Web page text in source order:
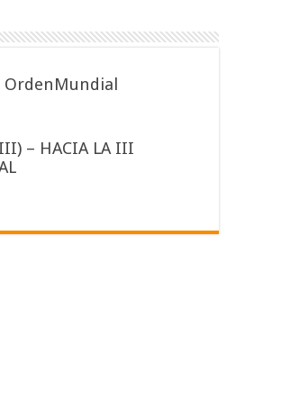
OrdenMundial
– HACIA LA III